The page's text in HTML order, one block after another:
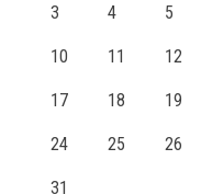
3 4 5
10 11 12
17 18 19
24 25 26
31